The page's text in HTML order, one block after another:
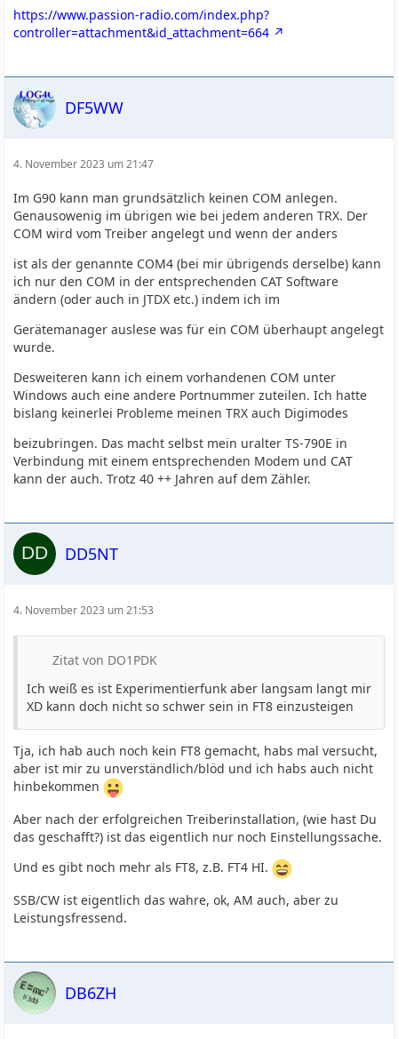
https://www.passion-radio.com/index.php?
controller=attachment&id_attachment=664
DF5WW
4. November 2023 um 21:47
Im G90 kann man grundsätzlich keinen COM anlegen.
Genausowenig im übrigen wie bei jedem anderen TRX. Der
COM wird vom Treiber angelegt und wenn der anders
ist als der genannte COM4 (bei mir übrigends derselbe) kann
ich nur den COM in der entsprechenden CAT Software
ändern (oder auch in JTDX etc.) indem ich im
Gerätemanager auslese was für ein COM überhaupt angelegt
wurde.
Desweiteren kann ich einem vorhandenen COM unter
Windows auch eine andere Portnummer zuteilen. Ich hatte
bislang keinerlei Probleme meinen TRX auch Digimodes
beizubringen. Das macht selbst mein uralter TS-790E in
Verbindung mit einem entsprechenden Modem und CAT
kann der auch. Trotz 40 ++ Jahren auf dem Zähler.
DD5NT
4. November 2023 um 21:53
Zitat von DO1PDK
Ich weiß es ist Experimentierfunk aber langsam langt mir
XD kann doch nicht so schwer sein in FT8 einzusteigen
Tja, ich hab auch noch kein FT8 gemacht, habs mal versucht,
aber ist mir zu unverständlich/blöd und ich habs auch nicht
hinbekommen
Aber nach der erfolgreichen Treiberinstallation, (wie hast Du
das geschafft?) ist das eigentlich nur noch Einstellungssache.
Und es gibt noch mehr als FT8, z.B. FT4 HI.
SSB/CW ist eigentlich das wahre, ok, AM auch, aber zu
Leistungsfressend.
DB6ZH